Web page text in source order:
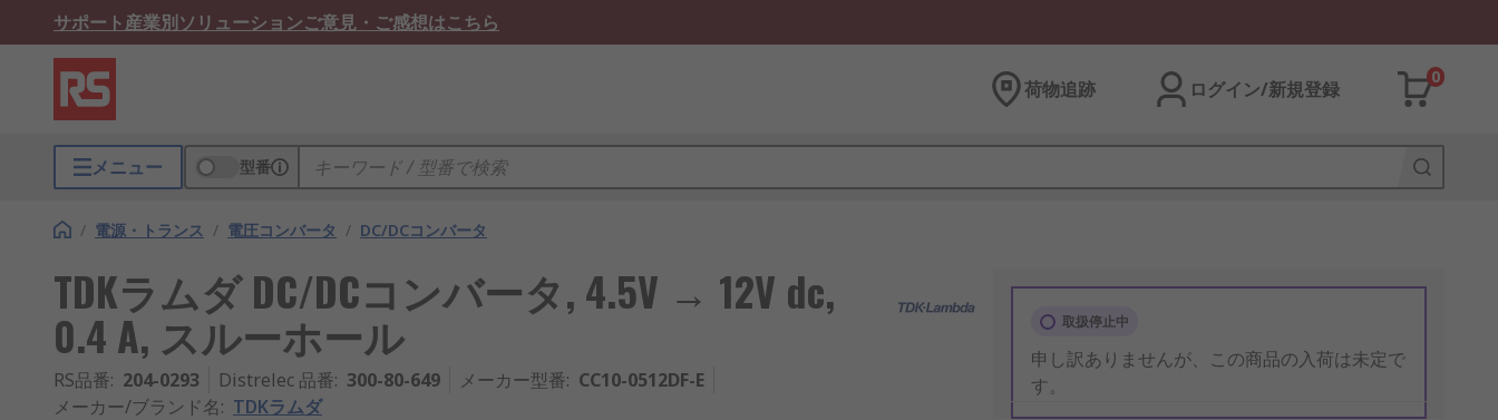
サポート産業別ソリューションご意見・ご感想はこちら
荷物追跡 ログイン/新規登録
0
メニュー 型番
/ 電源・トランス / 電圧コンバータ / DC/DCコンバータ
TDKラムダ DC/DCコンバータ, 4.5V → 12V dc,
0.4 A, スルーホール
RS品番: 204-0293 Distrelec 品番: 300-80-649 メーカー型番: CC10-0512DF-E
メーカー/ブランド名: TDKラムダ
取扱停止中
申し訳ありませんが、この商品の入荷は未定で
す。